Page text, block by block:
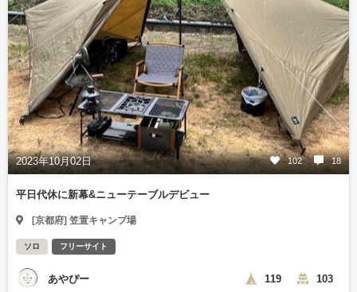
2023年10月02日 102 18
平日代休に新幕&ニューテーブルデビュー
[京都府] 笠置キャンプ場
ソロ フリーサイト
あやぴー 119 103